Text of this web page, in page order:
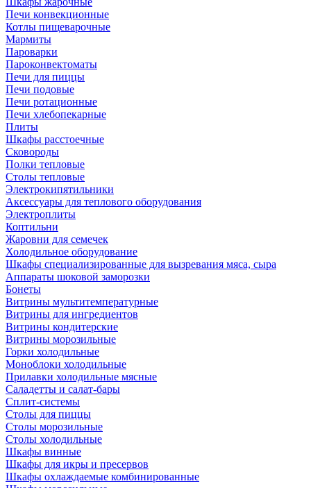
Печи конвекционные
Котлы пищеварочные
Мармиты
Пароварки
Пароконвектоматы
Печи для пиццы
Печи подовые
Печи ротационные
Печи хлебопекарные
Плиты
Шкафы расстоечные
Сковороды
Полки тепловые
Столы тепловые
Электрокипятильники
Аксессуары для теплового оборудования
Электроплиты
Коптильни
Жаровни для семечек
Холодильное оборудование
Шкафы специализированные для вызревания мяса, сыра
Аппараты шоковой заморозки
Бонеты
Витрины мультитемпературные
Витрины для ингредиентов
Витрины кондитерские
Витрины морозильные
Горки холодильные
Моноблоки холодильные
Прилавки холодильные мясные
Саладетты и салат-бары
Сплит-системы
Столы для пиццы
Столы морозильные
Столы холодильные
Шкафы винные
Шкафы для икры и пресервов
Шкафы охлаждаемые комбинированные